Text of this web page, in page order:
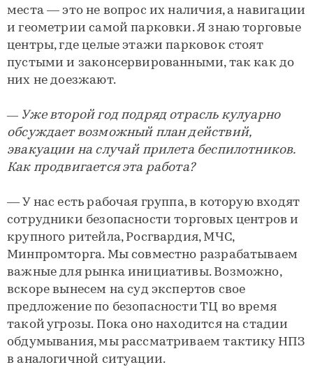
места — это не вопрос их наличия, а навигации
и геометрии самой парковки. Я знаю торговые
центры, где целые этажи парковок стоят
пустыми и законсервированными, так как до
них не доезжают.
— Уже второй год подряд отрасль кулуарно
обсуждает возможный план действий,
эвакуации на случай прилета беспилотников.
Как продвигается эта работа?
— У нас есть рабочая группа, в которую входят
сотрудники безопасности торговых центров и
крупного ритейла, Росгвардия, МЧС,
Минпромторга. Мы совместно разрабатываем
важные для рынка инициативы. Возможно,
вскоре вынесем на суд экспертов свое
предложение по безопасности ТЦ во время
такой угрозы. Пока оно находится на стадии
обдумывания, мы рассматриваем тактику НПЗ
в аналогичной ситуации.